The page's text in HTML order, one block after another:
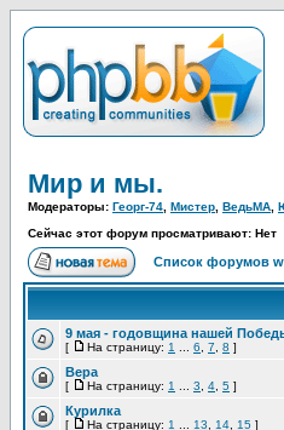
Мир и мы.
Модераторы: Георг-74 Мистер ВедьМА
Сейчас этот форум просматривают: Нет
Список форумов
9 мая - годовщина нашей
[ На страницу: 1 6 7 8 ]
Вера
[ На страницу: 1 3 4 5 ]
Курилка
[ На страницу: 1 13 14 15 ]